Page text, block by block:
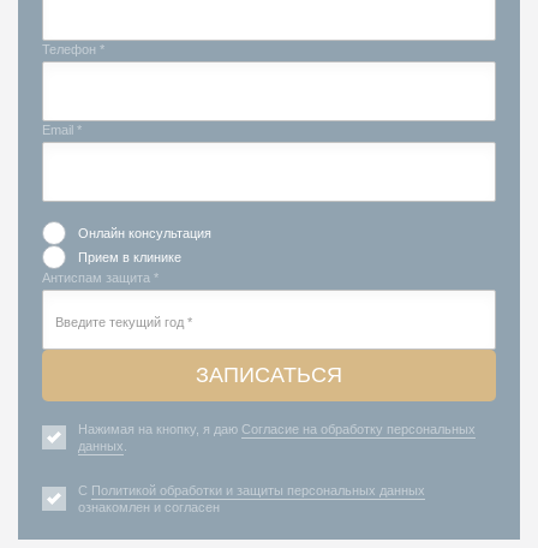
Телефон *
Email *
Онлайн консультация
Прием в клинике
Антиспам защита *
ЗАПИСАТЬСЯ
Нажимая на кнопку, я даю Согласие на обработку персональных
данных
С Политикой обработки и защиты персональных данных
ознакомлен и согласен